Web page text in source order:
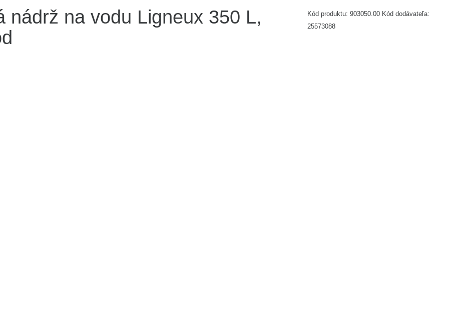
nádrž na vodu Ligneux 350 L,
Kód produktu: 903050.00 Kód dodávateľa:
25573088